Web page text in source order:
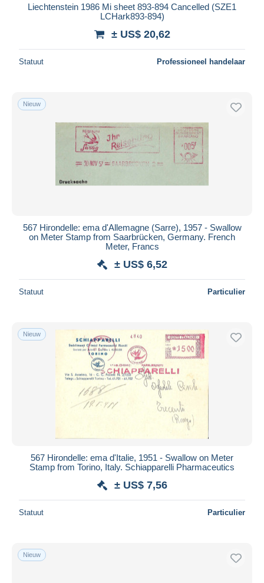
Liechtenstein 1986 Mi sheet 893-894 Cancelled (SZE1
LCHark893-894)
± US$ 20,62
Statuut Professioneel handelaar
Nieuw
567 Hirondelle: ema d'Allemagne (Sarre), 1957 - Swallow
on Meter Stamp from Saarbrücken, Germany. French
Meter, Francs
± US$ 6,52
Statuut Particulier
Nieuw
567 Hirondelle: ema d'Italie, 1951 - Swallow on Meter
Stamp from Torino, Italy. Schiapparelli Pharmaceutics
± US$ 7,56
Statuut Particulier
Nieuw